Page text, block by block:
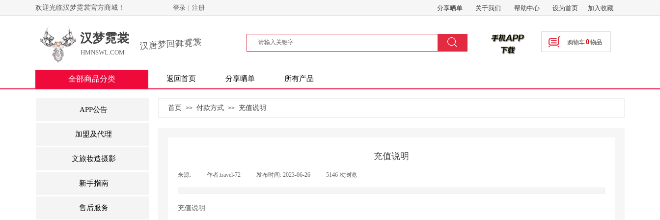
登录 | 注册 帮助中心
分享晒单 关于我们
欢迎光临汉梦霓裳官方商城！ 设为首页 加入收藏
按钮文本
搜索
汉唐梦回舞霓裳
汉梦霓裳
HMNSWL.COM
购物车0物品
全部商品分类 返回首页 分享晒单 所有产品
首页 >> 付款方式 >> 充值说明
APP公告
加盟及代理
文旅妆造摄影
新手指南
售后服务
充值说明
来源: 作者:travel-72 发布时间: 2023-06-26 5146 次浏览
充值说明